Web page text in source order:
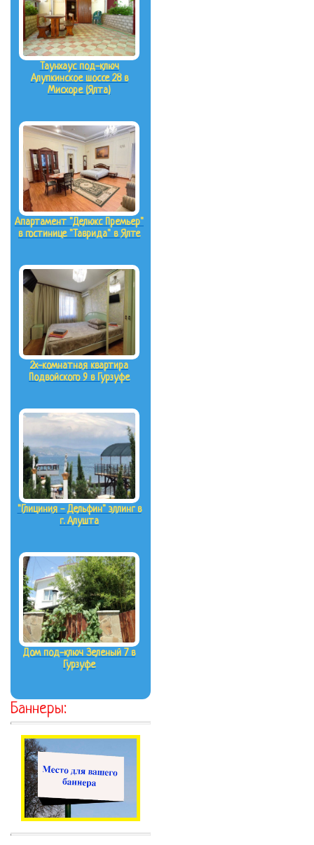
Таунхаус под-ключ
Алупкинское шоссе 28 в
Мисхоре (Ялта)
Апартамент "Делюкс Премьер"
в гостинице "Таврида" в Ялте
2х-комнатная квартира
Подвойского 9 в Гурзуфе
"Глициния - Дельфин" эллинг в
г. Алушта
Дом под-ключ Зеленый 7 в
Гурзуфе
Баннеры: